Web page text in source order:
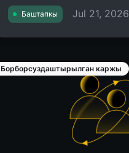
Баштапкы Jul 21, 2026
Борборсуздаштырылган каржы